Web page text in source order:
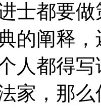
士都要
的阐释
人都得
家，那